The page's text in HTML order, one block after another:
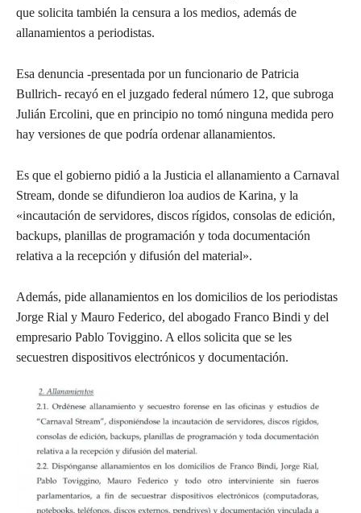
que solicita también la censura a los medios, además de
allanamientos a periodistas.
Esa denuncia -presentada por un funcionario de Patricia
Bullrich- recayó en el juzgado federal número 12, que subroga
Julián Ercolini, que en principio no tomó ninguna medida pero
hay versiones de que podría ordenar allanamientos.
Es que el gobierno pidió a la Justicia el allanamiento a Carnaval
Stream, donde se difundieron loa audios de Karina, y la
«incautación de servidores, discos rígidos, consolas de edición,
backups, planillas de programación y toda documentación
relativa a la recepción y difusión del material».
Además, pide allanamientos en los domicilios de los periodistas
Jorge Rial y Mauro Federico, del abogado Franco Bindi y del
empresario Pablo Toviggino. A ellos solicita que se les
secuestren dispositivos electrónicos y documentación.